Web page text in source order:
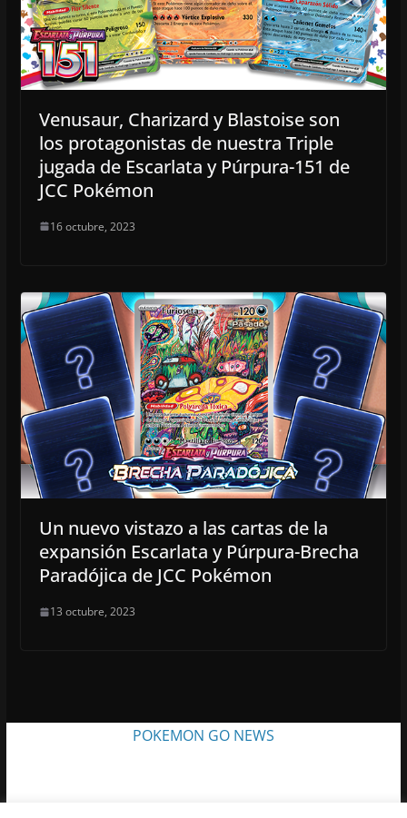
Venusaur, Charizard y Blastoise son
los protagonistas de nuestra Triple
jugada de Escarlata y Púrpura-151 de
JCC Pokémon
16 octubre, 2023
Un nuevo vistazo a las cartas de la
expansión Escarlata y Púrpura-Brecha
Paradójica de JCC Pokémon
13 octubre, 2023
POKEMON GO NEWS